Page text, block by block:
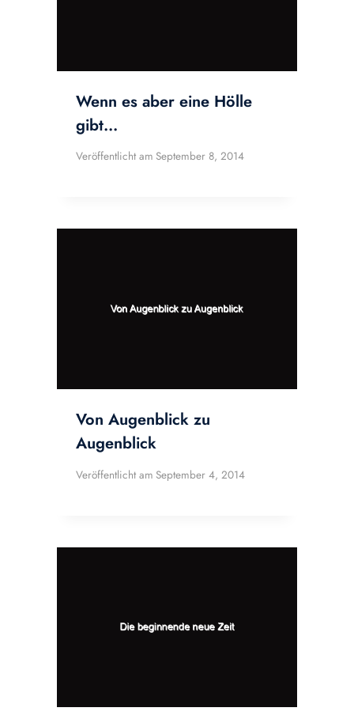
Wenn es aber eine Hölle
gibt…
Veröffentlicht am September 8, 2014
Von Augenblick zu
Augenblick
Veröffentlicht am September 4, 2014